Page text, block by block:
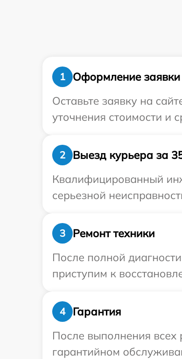
1
Оформление заявки
Оставьте заявку на
уточнения стоимости и
2
Выезд курьера за
Квалифицированный
серьезной
3
Ремонт техники
После полной
приступим к
4
Гарантия
После выполнения всех
гарантийном